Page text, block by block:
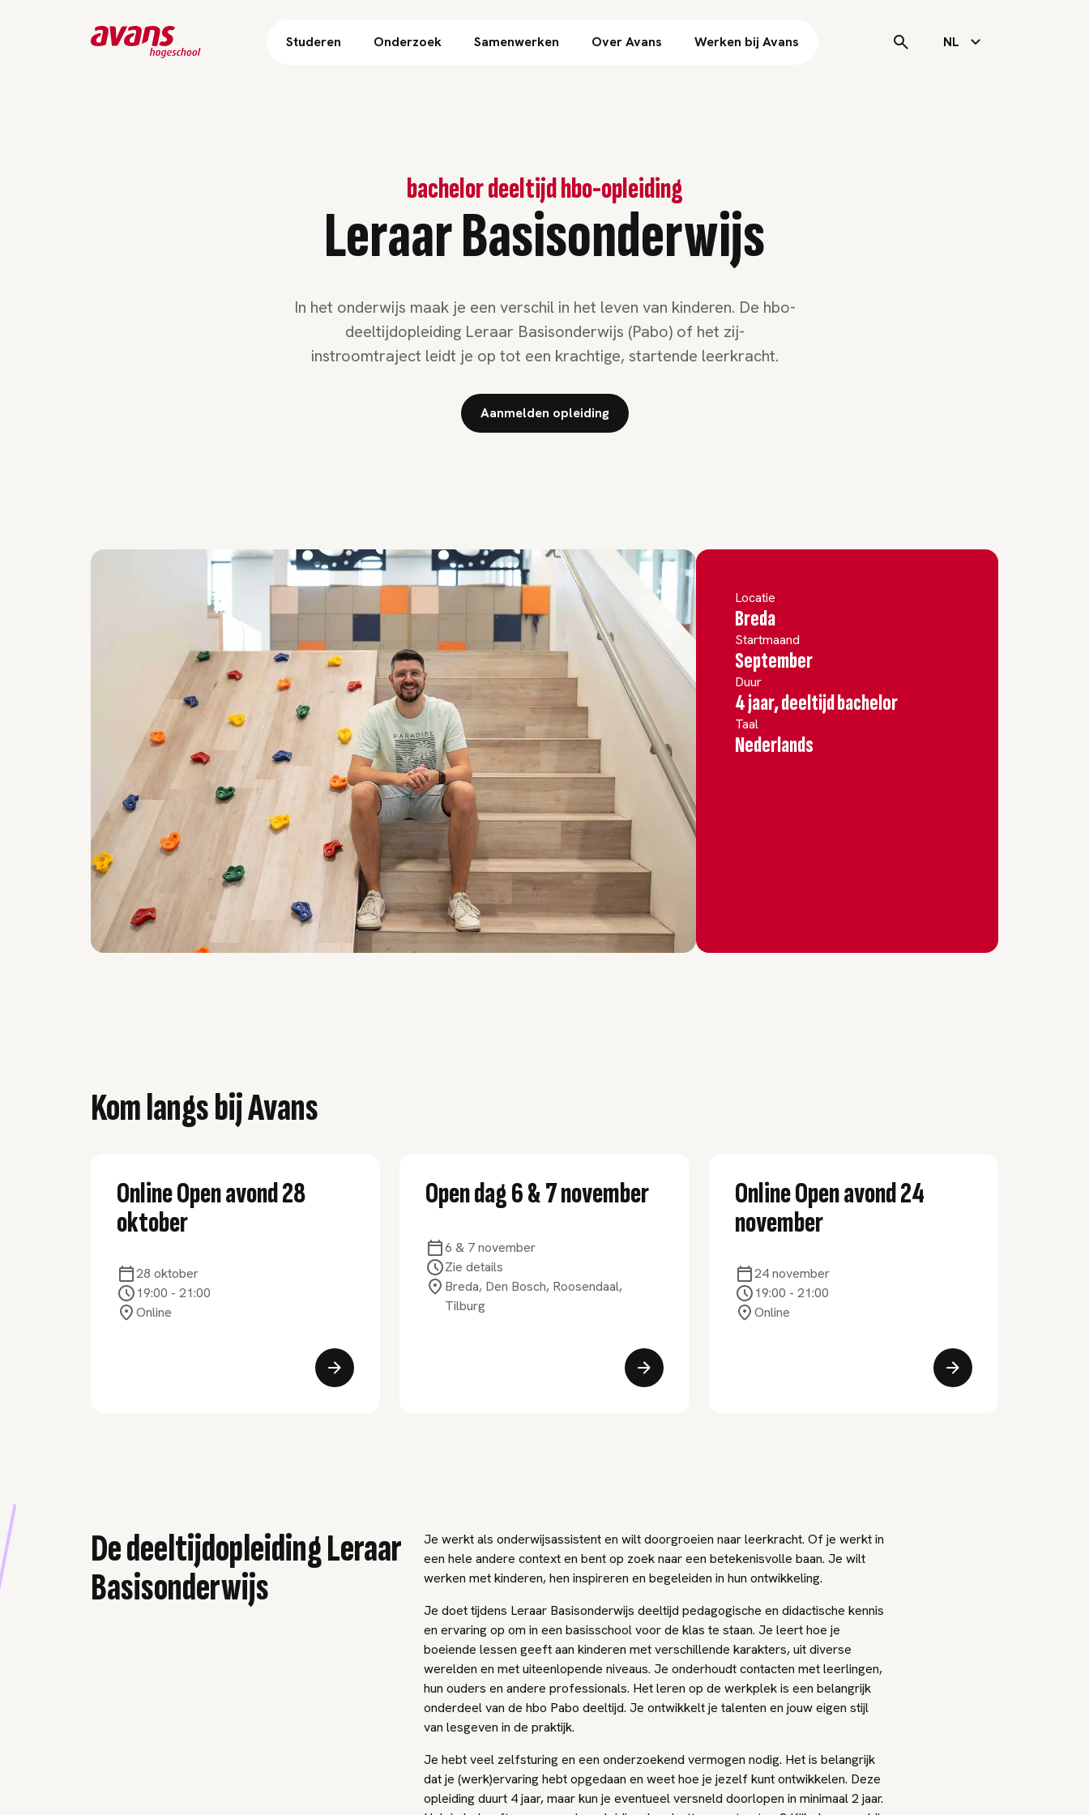
Direct naar inhoud
Studeren Onderzoek Samenwerken Over Avans Werken bij Avans NL
Leraar Basisonderwijs
bachelor deeltijd hbo-opleiding
In het onderwijs maak je een verschil in het leven van kinderen. De hbo-
deeltijdopleiding Leraar Basisonderwijs (Pabo) of het zij-
instroomtraject leidt je op tot een krachtige, startende leerkracht.
Aanmelden opleiding
Locatie
Breda
Startmaand
September
Duur
4 jaar, deeltijd bachelor
Taal
Nederlands
Kom langs bij Avans
Online Open avond 28
oktober
28 oktober
19:00 - 21:00
Online
Open dag 6 & 7 november
6 & 7 november
Zie details
Breda, Den Bosch, Roosendaal,
Tilburg
Online Open avond 24
november
24 november
19:00 - 21:00
Online
De deeltijdopleiding Leraar
Basisonderwijs
Je werkt als onderwijsassistent en wilt doorgroeien naar leerkracht. Of je werkt in
een hele andere context en bent op zoek naar een betekenisvolle baan. Je wilt
werken met kinderen, hen inspireren en begeleiden in hun ontwikkeling.
Je doet tijdens Leraar Basisonderwijs deeltijd pedagogische en didactische kennis
en ervaring op om in een basisschool voor de klas te staan. Je leert hoe je
boeiende lessen geeft aan kinderen met verschillende karakters, uit diverse
werelden en met uiteenlopende niveaus. Je onderhoudt contacten met leerlingen,
hun ouders en andere professionals. Het leren op de werkplek is een belangrijk
onderdeel van de hbo Pabo deeltijd. Je ontwikkelt je talenten en jouw eigen stijl
van lesgeven in de praktijk.
Je hebt veel zelfsturing en een onderzoekend vermogen nodig. Het is belangrijk
dat je (werk)ervaring hebt opgedaan en weet hoe je jezelf kunt ontwikkelen. Deze
opleiding duurt 4 jaar, maar kun je eventueel versneld doorlopen in minimaal 2 jaar.